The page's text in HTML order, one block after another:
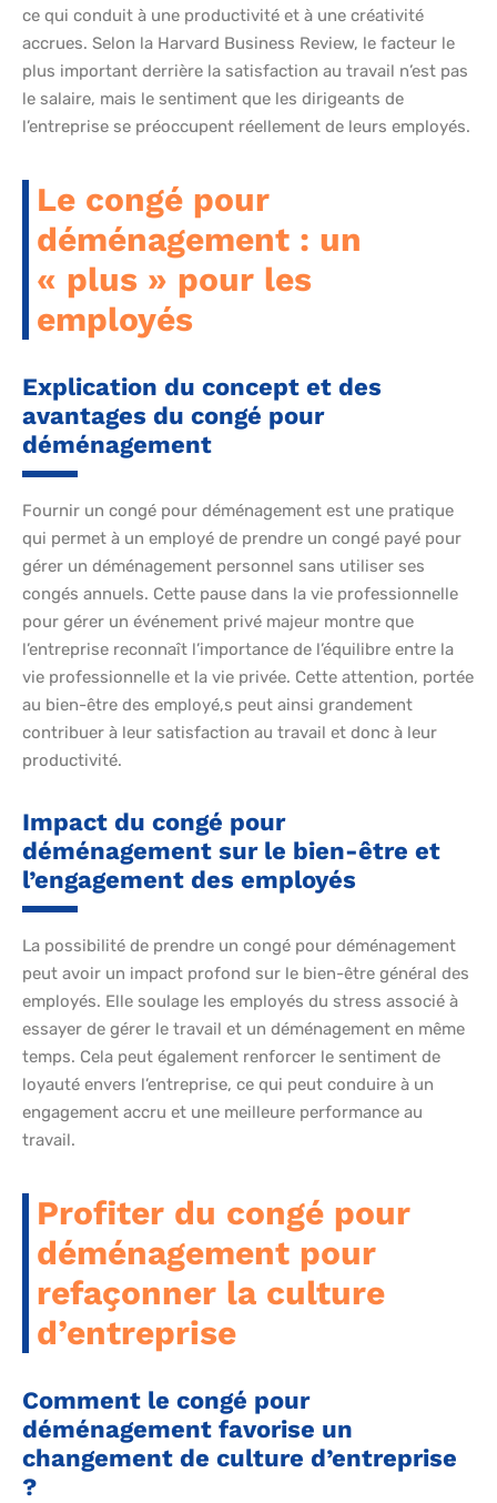
ce qui conduit à une productivité et à une créativité
accrues. Selon la Harvard Business Review, le facteur le
plus important derrière la satisfaction au travail n’est pas
le salaire, mais le sentiment que les dirigeants de
l’entreprise se préoccupent réellement de leurs employés.
Le congé pour
déménagement : un
« plus » pour les
employés
Explication du concept et des
avantages du congé pour
déménagement
Fournir un congé pour déménagement est une pratique
qui permet à un employé de prendre un congé payé pour
gérer un déménagement personnel sans utiliser ses
congés annuels. Cette pause dans la vie professionnelle
pour gérer un événement privé majeur montre que
l’entreprise reconnaît l’importance de l’équilibre entre la
vie professionnelle et la vie privée. Cette attention, portée
au bien-être des employé,s peut ainsi grandement
contribuer à leur satisfaction au travail et donc à leur
productivité.
Impact du congé pour
déménagement sur le bien-être et
l’engagement des employés
La possibilité de prendre un congé pour déménagement
peut avoir un impact profond sur le bien-être général des
employés. Elle soulage les employés du stress associé à
essayer de gérer le travail et un déménagement en même
temps. Cela peut également renforcer le sentiment de
loyauté envers l’entreprise, ce qui peut conduire à un
engagement accru et une meilleure performance au
travail.
Profiter du congé pour
déménagement pour
refaçonner la culture
d’entreprise
Comment le congé pour
déménagement favorise un
changement de culture d’entreprise
?